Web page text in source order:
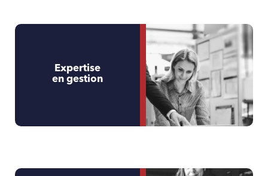
Expertise
en gestion